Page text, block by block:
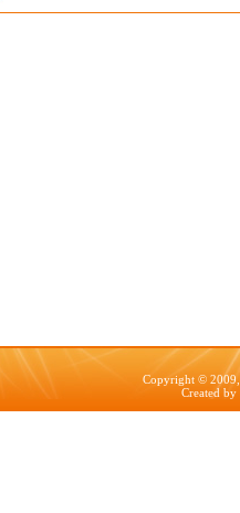
Copyright ©
Created by